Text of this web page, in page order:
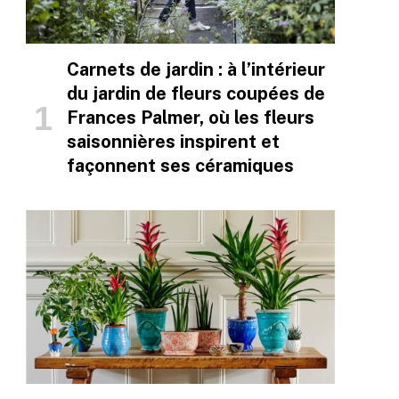
Carnets de jardin : à l’intérieur
du jardin de fleurs coupées de
Frances Palmer, où les fleurs
saisonnières inspirent et
façonnent ses céramiques